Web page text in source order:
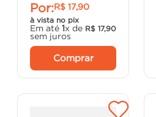
Por:R$ 17,90
à vista no pix
Em até 1x de R$ 17,90
sem juros
Comprar